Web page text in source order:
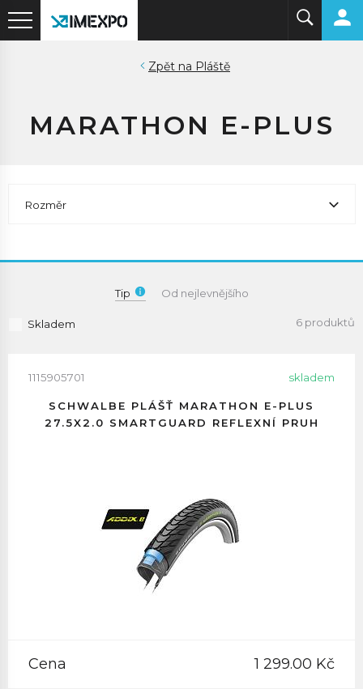
Pláště
MARATHON E-PLUS
Rozměr
Tip Od nejlevnějšího
Skladem 6 produktů
1115905701 skladem
SCHWALBE PLÁŠŤ MARATHON E-PLUS
27.5X2.0 SMARTGUARD REFLEXNÍ PRUH
Cena 1 299.00 Kč